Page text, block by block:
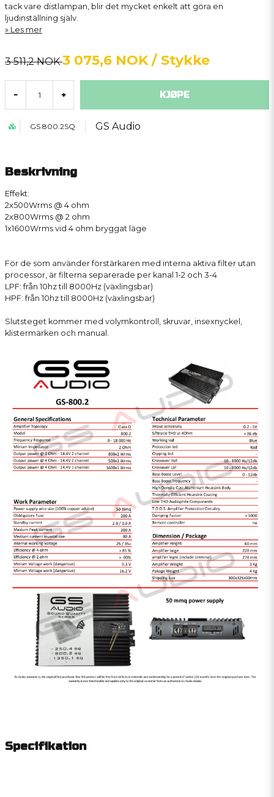
tack vare distlampan, blir det mycket enkelt att göra en
ljudinställning själv.
Les mer
3 511,2 NOK3 075,6 NOK / Stykke
- + KJØPE
GS 800.2SQ GS Audio
Beskrivning
Effekt:
2x500Wrms @ 4 ohm
2x800Wrms @ 2 ohm
1x1600Wrms vid 4 ohm bryggat läge
För de som använder förstärkaren med interna aktiva filter utan
processor, är filterna separerade per kanal 1-2 och 3-4
LPF: från 10hz till 8000Hz (växlingsbar)
HPF: från 10hz till 8000Hz (växlingsbar)
Slutsteget kommer med volymkontroll, skruvar, insexnyckel,
klistermärken och manual.
Specifikation